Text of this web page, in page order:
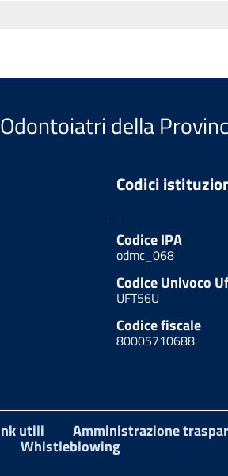
della
Codici
Codice IPA
odmc_068
Codice Univoco
UFT56U
Codice fiscale
80005710688
utili Amministrazione
Whistleblowing